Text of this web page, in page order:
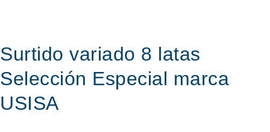
Surtido variado 8 latas
Selección Especial marca
USISA